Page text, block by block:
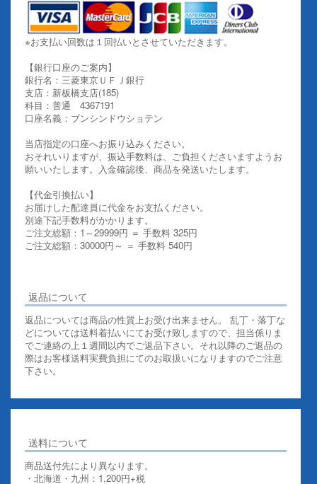
※お支払い回数は１回払いとさせていただきます。
【銀行口座のご案内】
銀行名：三菱東京ＵＦＪ銀行
支店：新板橋支店(185)
科目：普通 4367191
口座名義：ブンシンドウショテン
当店指定の口座へお振り込みください。
おそれいりますが、振込手数料は、ご負担くださいますようお
願いいたします。入金確認後、商品を発送いたします。
【代金引換払い】
お届けした配達員に代金をお支払ください。
別途下記手数料がかかります。
ご注文総額：1～29999円 ＝ 手数料 325円
ご注文総額：30000円～ ＝ 手数料 540円
返品について
返品については商品の性質上お受け出来ません。 乱丁・落丁な
どについては送料着払いにてお受け致しますので、担当係りま
でご連絡の上１週間以内でご返品下さい。それ以降のご返品の
際はお客様送料実費負担にてのお取扱いになりますのでご注意
下さい。
送料について
商品送付先により異なります。
・北海道・九州：1,200円+税